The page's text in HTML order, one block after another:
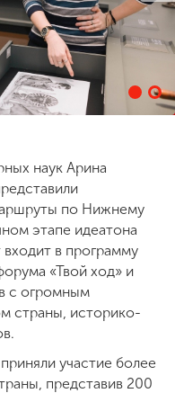
наук Арина
по Нижнему
этапе идеатона
в программу
«Твой ход» и
с огромным
страны, историко-
участие более
представив 200